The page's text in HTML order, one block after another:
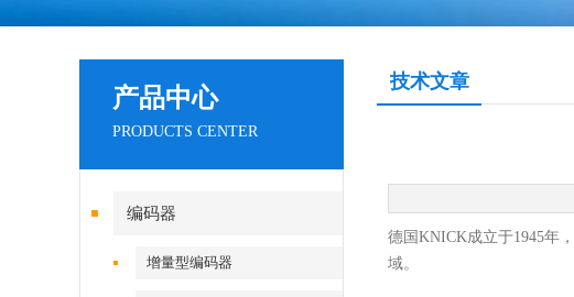
产品中心
PRODUCTS CENTER
编码器
增量型编码器
技术文章
德国 KNICK成立于1945年 ，
域。